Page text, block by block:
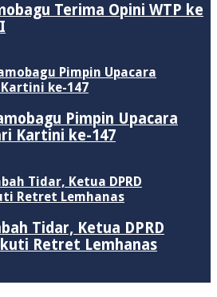
Terima Opini WTP ke
Pimpin Upacara
Kartini ke-147
Tidar, Ketua DPRD
Retret Lemhanas